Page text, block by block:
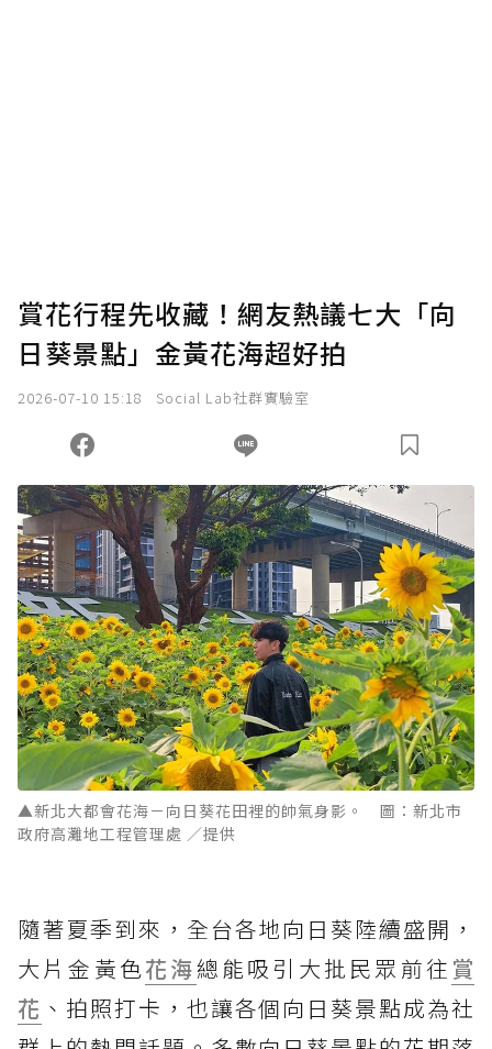
賞花行程先收藏！網友熱議七大「向
日葵景點」金黃花海超好拍
2026-07-10 15:18 Social Lab社群實驗室
▲新北大都會花海－向日葵花田裡的帥氣身影。 圖：新北市
政府高灘地工程管理處 ／提供
隨著夏季到來，全台各地向日葵陸續盛開，
大片金黃色花海總能吸引大批民眾前往 賞
花 、拍照打卡，也讓各個向日葵景點成為社